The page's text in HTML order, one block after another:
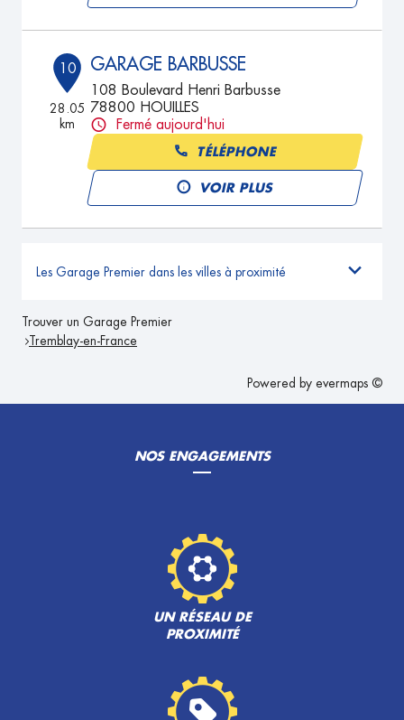
10
28.05
km
GARAGE BARBUSSE
108 Boulevard Henri Barbusse
78800 HOUILLES
Fermé aujourd'hui
TÉLÉPHONE
VOIR PLUS
Les Garage Premier dans les villes à proximité
Trouver un Garage Premier
Tremblay-en-France
Powered by evermaps ©
NOS ENGAGEMENTS
UN RÉSEAU DE
PROXIMITÉ